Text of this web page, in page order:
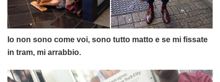
Io non sono come voi, sono tutto matto e se mi fissate
in tram, mi arrabbio.